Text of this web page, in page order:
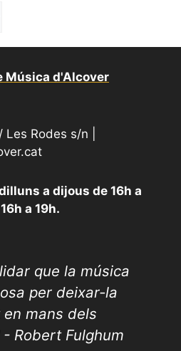
Música d'Alcover
Rodes s/n |
a dijous de 16h a
a 19h.
que la música
per deixar-la
mans dels
Robert Fulghum